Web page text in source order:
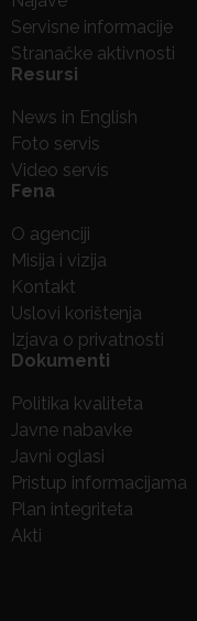
Servisne informacije
Stranačke aktivnosti
Resursi
News in English
Foto servis
Video servis
Fena
O agenciji
Misija i vizija
Kontakt
Uslovi korištenja
Izjava o privatnosti
Dokumenti
Politika kvaliteta
Javne nabavke
Javni oglasi
Pristup informacijama
Plan integriteta
Akti